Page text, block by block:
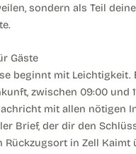
sondern als Teil
Gäste
beginnt mit Leichtigkeit.
zwischen 09:00 und
mit allen nötigen
Brief, der dir den
Rückzugsort in Zell Kaimt